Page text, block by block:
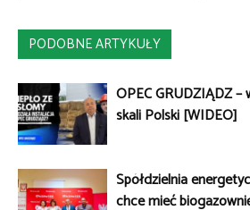
PODOBNE ARTYKUŁY
OPEC GRUDZIĄDZ
skali Polski [WIDEO]
Spółdzielnia
chce mieć